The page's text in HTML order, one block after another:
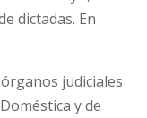
dictadas. En
judiciales
y de